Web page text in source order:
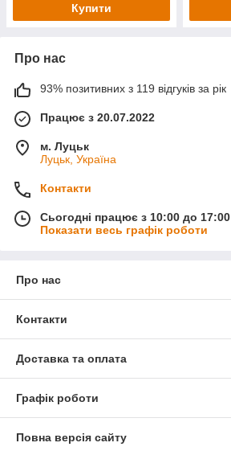
Купити
Про нас
93% позитивних з 119 відгуків за рік
Працює з 20.07.2022
м. Луцьк
Луцьк, Україна
Контакти
Сьогодні працює з 10:00 до 17:00
Показати весь графік роботи
Про нас
Контакти
Доставка та оплата
Графік роботи
Повна версія сайту